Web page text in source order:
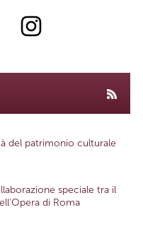
del patrimonio culturale
speciale tra il
di Roma